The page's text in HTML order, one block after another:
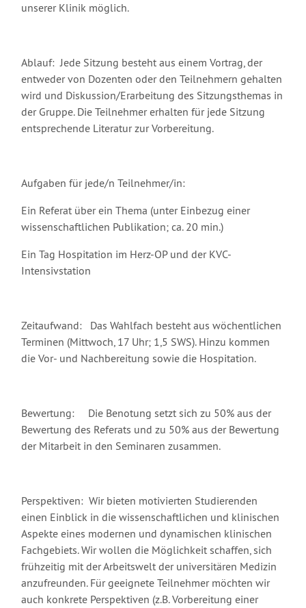
unserer Klinik möglich.
Ablauf: Jede Sitzung besteht aus einem Vortrag, der
entweder von Dozenten oder den Teilnehmern gehalten
wird und Diskussion/Erarbeitung des Sitzungsthemas in
der Gruppe. Die Teilnehmer erhalten für jede Sitzung
entsprechende Literatur zur Vorbereitung.
Aufgaben für jede/n Teilnehmer/in:
Ein Referat über ein Thema (unter Einbezug einer
wissenschaftlichen Publikation; ca. 20 min.)
Ein Tag Hospitation im Herz-OP und der KVC-
Intensivstation
Zeitaufwand: Das Wahlfach besteht aus wöchentlichen
Terminen (Mittwoch, 17 Uhr; 1,5 SWS). Hinzu kommen
die Vor- und Nachbereitung sowie die Hospitation.
Bewertung: Die Benotung setzt sich zu 50% aus der
Bewertung des Referats und zu 50% aus der Bewertung
der Mitarbeit in den Seminaren zusammen.
Perspektiven: Wir bieten motivierten Studierenden
einen Einblick in die wissenschaftlichen und klinischen
Aspekte eines modernen und dynamischen klinischen
Fachgebiets. Wir wollen die Möglichkeit schaffen, sich
frühzeitig mit der Arbeitswelt der universitären Medizin
anzufreunden. Für geeignete Teilnehmer möchten wir
auch konkrete Perspektiven (z.B. Vorbereitung einer